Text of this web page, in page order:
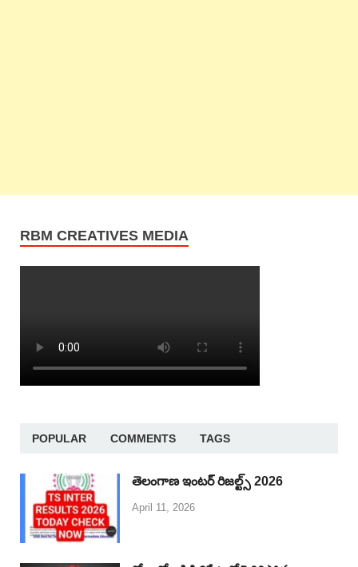
RBM CREATIVES MEDIA
POPULAR COMMENTS TAGS
తెలంగాణ ఇంటర్ రిజల్ట్స్ 2026
April 11, 2026